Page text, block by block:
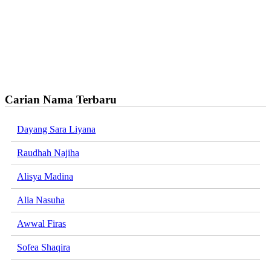
Carian Nama Terbaru
Dayang Sara Liyana
Raudhah Najiha
Alisya Madina
Alia Nasuha
Awwal Firas
Sofea Shaqira